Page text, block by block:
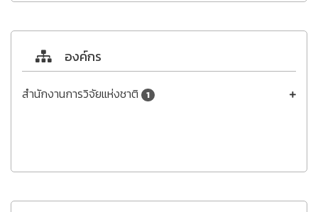
องค์กร
สำนักงานการวิจัยแห่งชาติ 1